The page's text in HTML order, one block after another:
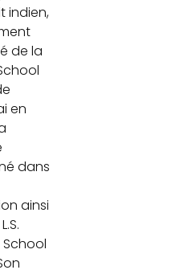
indien,
de la
en
dans
ainsi